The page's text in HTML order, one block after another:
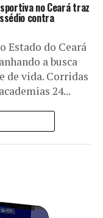
no Ceará traz
contra
Estado do Ceará
a busca
de vida. Corridas
24...